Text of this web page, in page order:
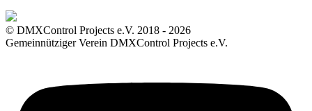
© DMXControl Projects e.V. 2018 - 2026
Gemeinnütziger Verein DMXControl Projects e.V.